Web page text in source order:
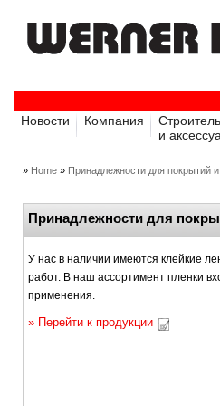
Новости Компания
и
» Home » Принадлежности для покрытий и
Принадлежности для
У нас в наличии имеются клейкие
работ. В наш ассортимент пленки
применения.
» Перейти к продукции